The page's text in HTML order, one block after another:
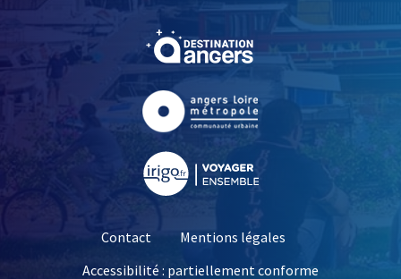
, Ouvre une nouvelle
, Ouvre une nouvelle
Contact
Mentions légales
Accessibilité : partiellement conforme